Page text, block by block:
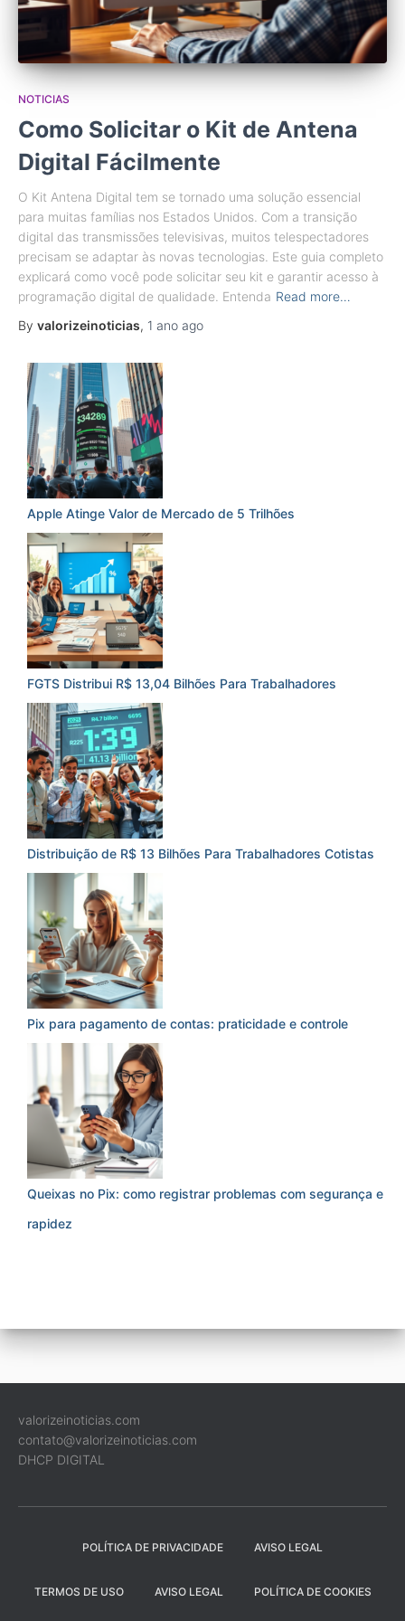
NOTICIAS
Como Solicitar o Kit de Antena
Digital Fácilmente
O Kit Antena Digital tem se tornado uma solução essencial
para muitas famílias nos Estados Unidos. Com a transição
digital das transmissões televisivas, muitos telespectadores
precisam se adaptar às novas tecnologias. Este guia completo
explicará como você pode solicitar seu kit e garantir acesso à
programação digital de qualidade. Entenda Read more…
By valorizeinoticias, 1 ano ago
Apple Atinge Valor de Mercado de 5 Trilhões
FGTS Distribui R$ 13,04 Bilhões Para Trabalhadores
Distribuição de R$ 13 Bilhões Para Trabalhadores Cotistas
Pix para pagamento de contas: praticidade e controle
Queixas no Pix: como registrar problemas com segurança e
rapidez
valorizeinoticias.com
contato@valorizeinoticias.com
DHCP DIGITAL
POLÍTICA DE PRIVACIDADE AVISO LEGAL
TERMOS DE USO AVISO LEGAL POLÍTICA DE COOKIES